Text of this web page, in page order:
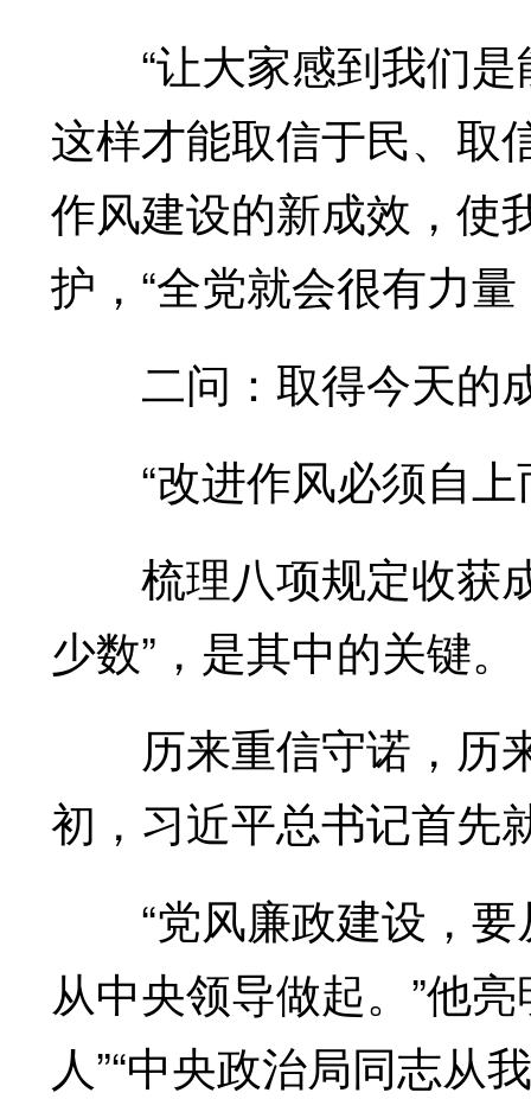
“让大家感到我们是
这样才能取信于民、取
作风建设的新成效，使
护，“全党就会很有力
二问：取得今天的
“改进作风必须自上
梳理八项规定收获成
少数”，是其中的关键。
历来重信守诺，历
初，习近平总书记首先
“党风廉政建设，要
从中央领导做起。”他
人”“中央政治局同志从